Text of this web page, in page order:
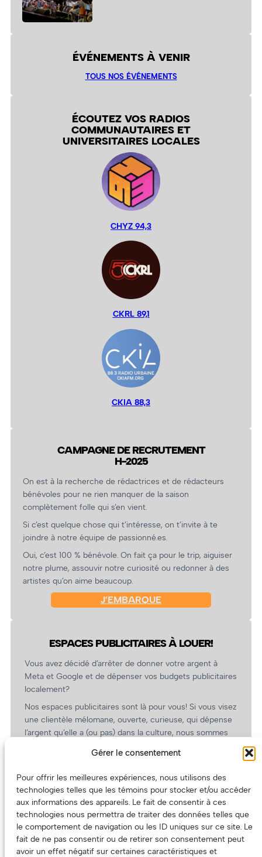
Gérer le consentement
Pour offrir les meilleures expériences, nous utilisons des
technologies telles que les témoins pour stocker et/ou accéder
aux informations des appareils. Le fait de consentir à ces
technologies nous permettra de traiter des données telles que
le comportement de navigation ou les ID uniques sur ce site. Le
fait de ne pas consentir ou de retirer son consentement peut
avoir un effet négatif sur certaines caractéristiques et
ÉVÉNEMENTS À VENIR
TOUS NOS ÉVÉNEMENTS
ÉCOUTEZ VOS RADIOS
COMMUNAUTAIRES ET
UNIVERSITAIRES LOCALES
CHYZ 94,3
CKRL 89,1
CKIA 88,3
CAMPAGNE DE RECRUTEMENT
H-2025
On est à la recherche de rédactrices et de rédacteurs
bénévoles pour ne rien manquer de la saison
complètement folle qui s’en vient.
Si c’est quelque chose qui t’intéresse, on t’invite à te
joindre à notre équipe de passionné.es.
Oui, c’est 100 % bénévole. On fait ça pour le trip, aiguiser
notre plume, assouvir notre curiosité ou redonner à des
artistes qu’on aime beaucoup.
J’EMBARQUE
ESPACES PUBLICITAIRES À LOUER!
Vous avez décidé d’arrêter de donner votre argent à
Meta et Google et de dépenser vos budgets publicitaires
localement?
Nos espaces publicitaires sont là pour vous! Si vous visez
une clientèle mélomane, ouverte, curieuse, qui dépense
l’argent qu’elle a (ou pas) dans la culture, nous sommes
revient.
(Oui, on va avoir des tarifs spéciaux pour vous, les
artistes!)